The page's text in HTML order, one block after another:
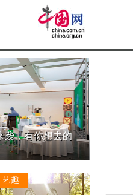
袭，有你想去的
艺趣